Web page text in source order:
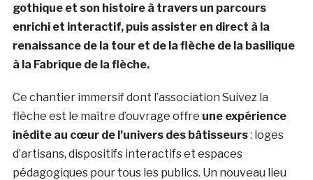
gothique et son histoire à travers un parcours
enrichi et interactif, puis assister en direct à la
renaissance de la tour et de la flèche de la basilique
à la Fabrique de la flèche.
Ce chantier immersif dont l’association Suivez la
flèche est le maître d’ouvrage offre une expérience
inédite au cœur de l’univers des bâtisseurs: loges
d’artisans, dispositifs interactifs et espaces
pédagogiques pour tous les publics. Un nouveau lieu